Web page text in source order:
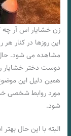
زن خشایار اس آر
این روزها در کنار
مشاهده می‌ شود. حال
دوست دختر خشایار
همین دلیل این
مورد روابط شخصی
شود.
البته با این حال